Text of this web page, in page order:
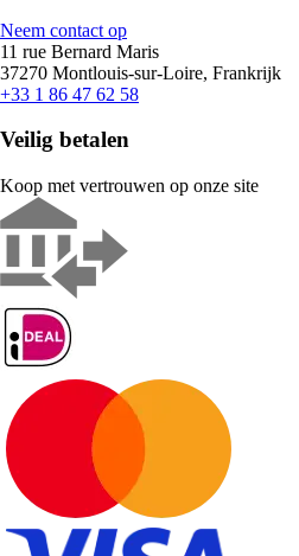
Neem contact op
11 rue Bernard Maris
37270 Montlouis-sur-Loire, Frankrijk
+33 1 86 47 62 58
Veilig betalen
Koop met vertrouwen op onze site